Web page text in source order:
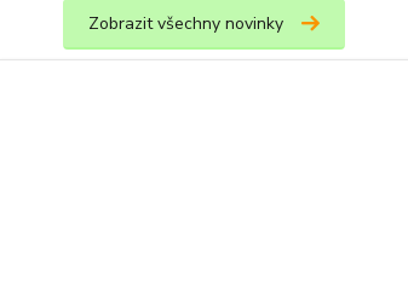
Zobrazit všechny novinky